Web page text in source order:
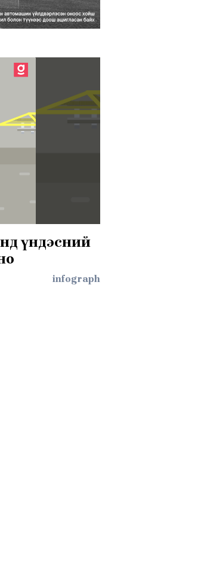
үндэсний
infograph